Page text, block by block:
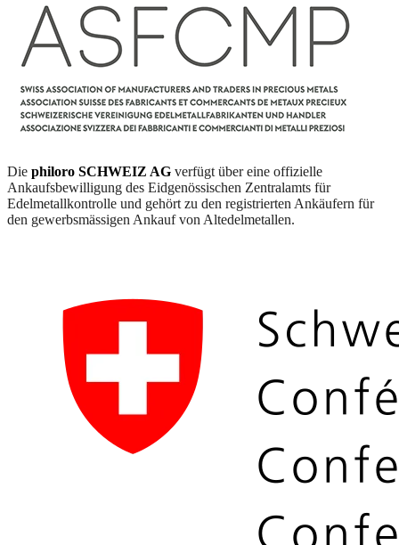
Die philoro SCHWEIZ AG verfügt über eine offizielle
Ankaufsbewilligung des Eidgenössischen Zentralamts für
Edelmetallkontrolle und gehört zu den registrierten Ankäufern für
den gewerbsmässigen Ankauf von Altedelmetallen.